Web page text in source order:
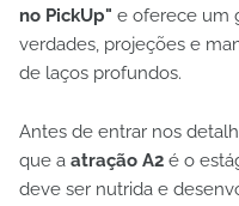
no PickUp" e oferece um
verdades, projeções e
de laços profundos.
Antes de entrar nos
que a atração A2 é o
deve ser nutrida e